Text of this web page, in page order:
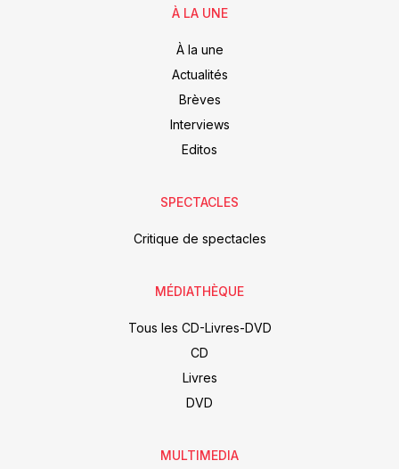
À LA UNE
À la une
Actualités
Brèves
Interviews
Editos
SPECTACLES
Critique de spectacles
MÉDIATHÈQUE
Tous les CD-Livres-DVD
CD
Livres
DVD
MULTIMEDIA